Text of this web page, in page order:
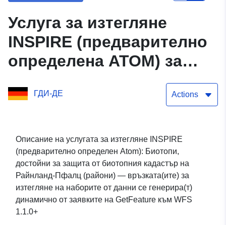
Услуга за изтегляне
INSPIRE (предварително
определена ATOM) за
биотопния кадастър
ГДИ-ДЕ Actions
Описание на услугата за изтегляне INSPIRE
(предварително определен Atom): Биотопи,
достойни за защита от биотопния кадастър на
Райнланд-Пфалц (райони) — връзката(ите) за
изтегляне на наборите от данни се генерира(т)
динамично от заявките на GetFeature към WFS
1.1.0+